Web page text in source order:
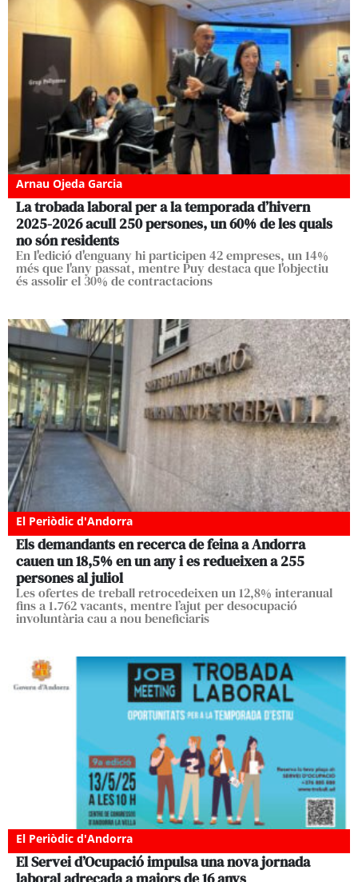
Arnau Ojeda Garcia
La trobada laboral per a la temporada d’hivern
2025-2026 acull 250 persones, un 60% de les quals
no són residents
En l'edició d'enguany hi participen 42 empreses, un 14%
més que l'any passat, mentre Puy destaca que l'objectiu
és assolir el 30% de contractacions
El Periòdic d'Andorra
Els demandants en recerca de feina a Andorra
cauen un 18,5% en un any i es redueixen a 255
persones al juliol
Les ofertes de treball retrocedeixen un 12,8% interanual
fins a 1.762 vacants, mentre l’ajut per desocupació
involuntària cau a nou beneficiaris
El Periòdic d'Andorra
El Servei d’Ocupació impulsa una nova jornada